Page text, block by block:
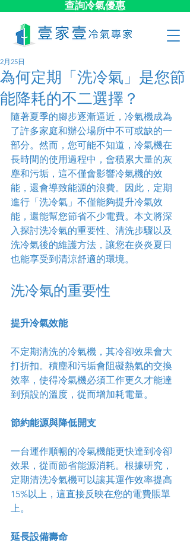
查詢冷氣優惠
為何定期「洗冷氣」是您節
能降耗的不二選擇？
2月25日
隨著夏季的腳步逐漸逼近，冷氣機成為
了許多家庭和辦公場所中不可或缺的一
部分。然而，您可能不知道，冷氣機在
長時間的使用過程中，會積累大量的灰
塵和污垢，這不僅會影響冷氣機的效
能，還會導致能源的浪費。因此，定期
進行「洗冷氣」不僅能夠提升冷氣效
能，還能幫您節省不少電費。本文將深
入探討洗冷氣的重要性、清洗步驟以及
洗冷氣後的維護方法，讓您在炎炎夏日
也能享受到清涼舒適的環境。
洗冷氣的重要性
提升冷氣效能
不定期清洗的冷氣機，其冷卻效果會大
打折扣。積塵和污垢會阻礙熱氣的交換
效率，使得冷氣機必須工作更久才能達
到預設的溫度，從而增加耗電量。
節約能源與降低開支
一台運作順暢的冷氣機能更快達到冷卻
效果，從而節省能源消耗。根據研究，
定期清洗冷氣機可以讓其運作效率提高
15%以上，這直接反映在您的電費賬單
上。
延長設備壽命